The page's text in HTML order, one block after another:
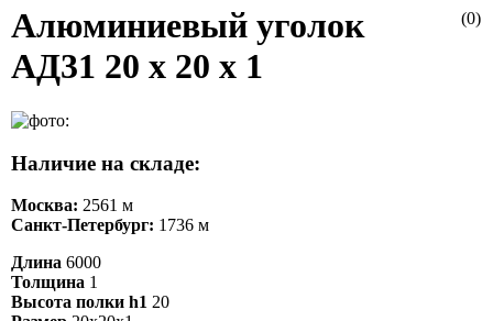
(0)
Алюминиевый уголок
АД31 20 х 20 х 1
Наличие на складе:
Москва: 2561 м
Санкт-Петербург: 1736 м
Длина 6000
Толщина 1
Высота полки h1 20